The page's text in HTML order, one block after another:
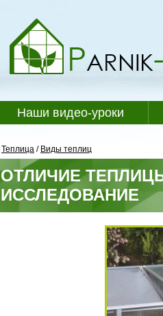
Наши видео-уроки
Теплица / Виды теплиц
ОТЛИЧИЕ
ИССЛЕДОВАНИЕ